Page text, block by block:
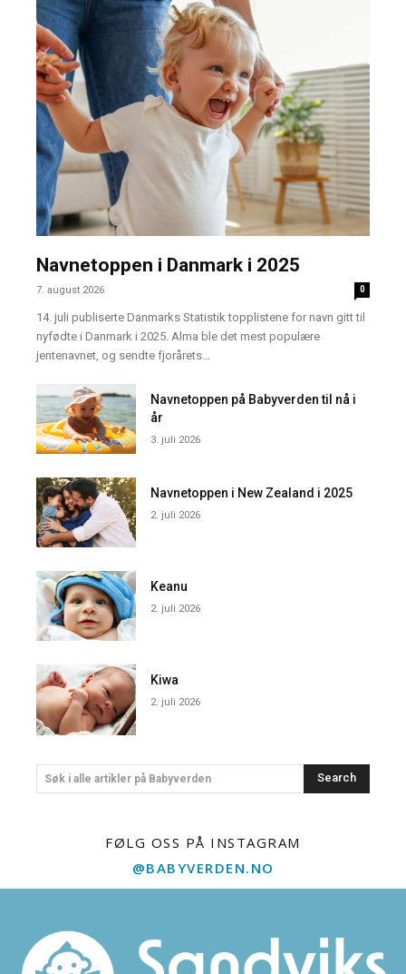
Navnetoppen i Danmark i 2025
7. august 2026 0
14. juli publiserte Danmarks Statistik topplistene for navn gitt til
nyfødte i Danmark i 2025. Alma ble det mest populære
jentenavnet, og sendte fjorårets...
Navnetoppen på Babyverden til nå i
år
3. juli 2026
Navnetoppen i New Zealand i 2025
2. juli 2026
Keanu
2. juli 2026
Kiwa
2. juli 2026
Søk i alle artikler på Babyverden Search
FØLG OSS PÅ INSTAGRAM
@BABYVERDEN.NO